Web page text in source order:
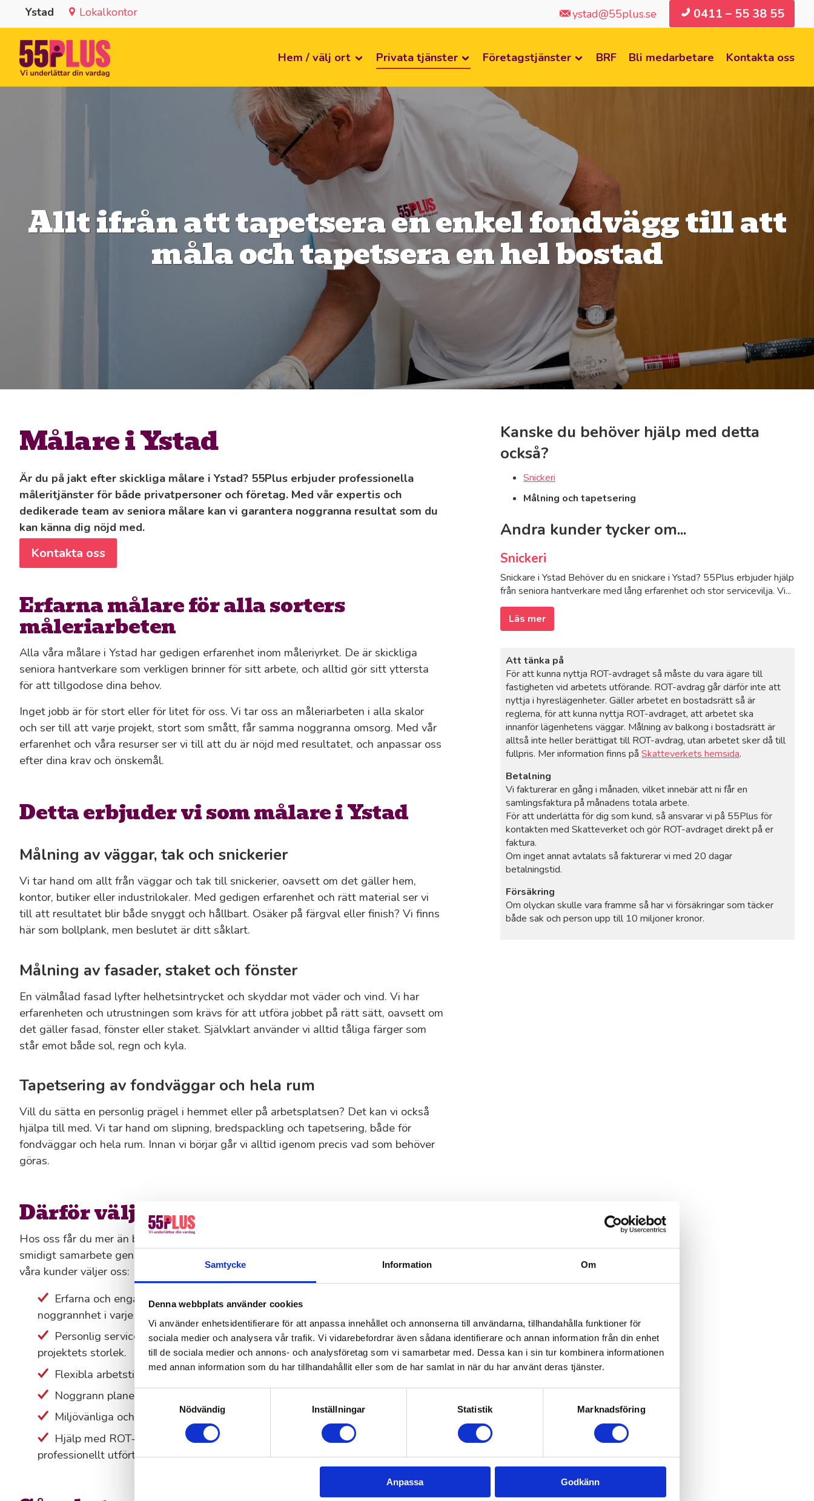
Samtycke Information Om
Denna webbplats använder cookies
Vi använder enhetsidentifierare för att anpassa innehållet och annonserna till användarna, tillhandahålla funktioner för
sociala medier och analysera vår trafik. Vi vidarebefordrar även sådana identifierare och annan information från din enhet
till de sociala medier och annons- och analysföretag som vi samarbetar med. Dessa kan i sin tur kombinera informationen
med annan information som du har tillhandahållit eller som de har samlat in när du har använt deras tjänster.
Samtyckesval
Nödvändig
Inställningar Statistik Marknadsföring
Anpassa Godkänn
Ystad Lokalkontor ystad@55plus.se 0411 – 55 38 55
Hem / välj ort Privata tjänster Företagstjänster BRF Bli medarbetare Kontakta oss
Allt ifrån att tapetsera en enkel fondvägg till att
måla och tapetsera en hel bostad
Målare i Ystad
Är du på jakt efter skickliga målare i Ystad? 55Plus erbjuder professionella
måleritjänster för både privatpersoner och företag. Med vår expertis och
dedikerade team av seniora målare kan vi garantera noggranna resultat som du
kan känna dig nöjd med.
Kontakta oss
Erfarna målare för alla sorters
måleriarbeten
Alla våra målare i Ystad har gedigen erfarenhet inom måleriyrket. De är skickliga
seniora hantverkare som verkligen brinner för sitt arbete, och alltid gör sitt yttersta
för att tillgodose dina behov.
Inget jobb är för stort eller för litet för oss. Vi tar oss an måleriarbeten i alla skalor
och ser till att varje projekt, stort som smått, får samma noggranna omsorg. Med vår
erfarenhet och våra resurser ser vi till att du är nöjd med resultatet, och anpassar oss
efter dina krav och önskemål.
Detta erbjuder vi som målare i Ystad
Målning av väggar, tak och snickerier
Vi tar hand om allt från väggar och tak till snickerier, oavsett om det gäller hem,
kontor, butiker eller industrilokaler. Med gedigen erfarenhet och rätt material ser vi
till att resultatet blir både snyggt och hållbart. Osäker på färgval eller finish? Vi finns
här som bollplank, men beslutet är ditt såklart.
Målning av fasader, staket och fönster
En välmålad fasad lyfter helhetsintrycket och skyddar mot väder och vind. Vi har
erfarenheten och utrustningen som krävs för att utföra jobbet på rätt sätt, oavsett om
det gäller fasad, fönster eller staket. Självklart använder vi alltid tåliga färger som
står emot både sol, regn och kyla.
Tapetsering av fondväggar och hela rum
Vill du sätta en personlig prägel i hemmet eller på arbetsplatsen? Det kan vi också
hjälpa till med. Vi tar hand om slipning, bredspackling och tapetsering, både för
fondväggar och hela rum. Innan vi börjar går vi alltid igenom precis vad som behöver
göras.
Därför väljer våra kunder 55Plus
Hos oss får du mer än bara skickliga målare – vi erbjuder trygghet, kvalitet och ett
smidigt samarbete genom hela processen. Här är några av anledningarna till varför
våra kunder väljer oss:
Erfarna och engagerade seniora hantverkare med gedigen kunskap och
noggrannhet i varje detalj.
Personlig service och lösningar anpassade efter dina behov, oavsett
projektets storlek.
Flexibla arbetstider för att störa din vardag så lite som möjligt.
Noggrann planering och effektivt genomförande, så att arbetet flyter smidigt.
Miljövänliga och hållbara materialval för ett långsiktigt och hållbart resultat.
Hjälp med ROT-avdrag, så att ditt måleriprojekt blir både prisvärd och
professionellt utfört.
Kanske du behöver hjälp med detta
också?
Snickeri
Målning och tapetsering
Andra kunder tycker om...
Snickeri
Snickare i Ystad Behöver du en snickare i Ystad? 55Plus erbjuder hjälp
från seniora hantverkare med lång erfarenhet och stor servicevilja. Vi...
Läs mer
Att tänka på
För att kunna nyttja ROT-avdraget så måste du vara ägare till
fastigheten vid arbetets utförande. ROT-avdrag går därför inte att
nyttja i hyreslägenheter. Gäller arbetet en bostadsrätt så är
reglerna, för att kunna nyttja ROT-avdraget, att arbetet ska
innanför lägenhetens väggar. Målning av balkong i bostadsrätt är
alltså inte heller berättigat till ROT-avdrag, utan arbetet sker då till
fullpris. Mer information finns påSkatteverkets hemsida.
Betalning
Vi fakturerar en gång i månaden, vilket innebär att ni får en
samlingsfaktura på månadens totala arbete.
För att underlätta för dig som kund, så ansvarar vi på 55Plus för
kontakten med Skatteverket och gör ROT-avdraget direkt på er
faktura.
Om inget annat avtalats så fakturerar vi med 20 dagar
betalningstid.
Försäkring
Om olyckan skulle vara framme så har vi försäkringar som täcker
både sak och person upp till 10 miljoner kronor.